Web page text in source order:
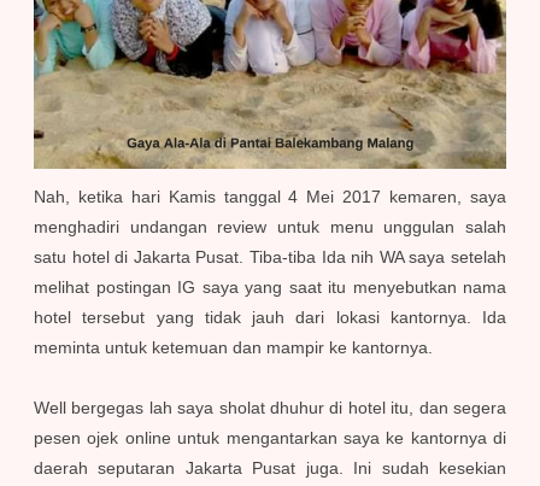
Nah, ketika hari Kamis tanggal 4 Mei 2017 kemaren, saya
menghadiri undangan review untuk menu unggulan salah
satu hotel di Jakarta Pusat. Tiba-tiba Ida nih WA saya setelah
melihat postingan IG saya yang saat itu menyebutkan nama
hotel tersebut yang tidak jauh dari lokasi kantornya. Ida
meminta untuk ketemuan dan mampir ke kantornya.
Well bergegas lah saya sholat dhuhur di hotel itu, dan segera
pesen ojek online untuk mengantarkan saya ke kantornya di
daerah seputaran Jakarta Pusat juga. Ini sudah kesekian